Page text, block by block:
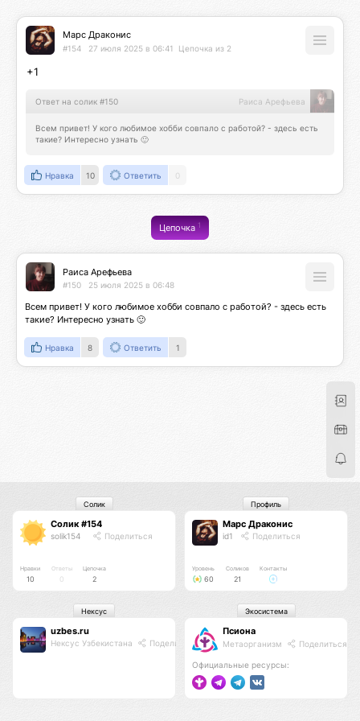
Марс Драконис
#154 27 июля 2025 в 06:41 Цепочка из 2
+1
Ответ на солик #150 Раиса Арефьева
Всем привет! У кого любимое хобби совпало с работой? - здесь есть
такие? Интересно узнать 🙂
Нравка 10 Ответить 0
Цепочка1
Раиса Арефьева
#150 25 июля 2025 в 06:48
Всем привет! У кого любимое хобби совпало с работой? - здесь есть
такие? Интересно узнать 🙂
Нравка 8 Ответить 1
Солик #154
solik154 Поделиться
Нравки
10
Ответы
0
Цепочка
2
Солик
Марс Драконис
id1 Поделиться
Уровень
60
Соликов
21
Контакты
Профиль
uzbes.ru
Нексус Узбекистана Поделиться
Нексус
Псиона
Метаорганизм Поделиться
Официальные ресурсы:
Экосистема